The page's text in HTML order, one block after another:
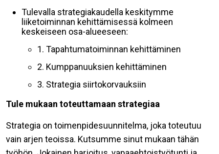
Tulevalla strategiakaudella keskitymme
liiketoiminnan kehittämisessä kolmeen
keskeiseen osa-alueeseen:
1. Tapahtumatoiminnan kehittäminen
2. Kumppanuuksien kehittäminen
3. Strategia siirtokorvauksiin
Tule mukaan toteuttamaan strategiaa
Strategia on toimenpidesuunnitelma, joka toteutuu
vain arjen teoissa. Kutsumme sinut mukaan tähän